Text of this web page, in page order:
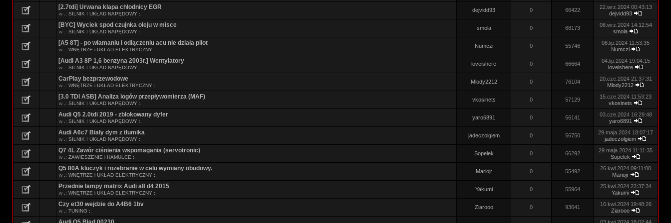
[2.7tdi] Urwana klapa chlodnicy EGR
w .: SILNIK I UKŁAD NAPĘDOWY :.
dejvidd93 0 66422
22.wrz.2024 00:43:13
dejvidd93
[BYC] Wyciek spod czujnka oleju w misce
w .: SILNIK I UKŁAD NAPĘDOWY :.
smola 0 68173
08.wrz.2024 14:12:54
smola
[A5 8T] - po włamaniu i odłączeniu acu nie działa pilot
w .: WNĘTRZE i UKŁAD ELEKTRYCZNY :.
Numczi 0 55746
08.lip.2024 11:53:35
Numczi
[Audi A3 8P 1,6 benzyna 2003r.] Wentylatory
w .: SILNIK I UKŁAD NAPĘDOWY :.
loveishere 0 66664
04.lip.2024 19:04:15
loveishere
CarPlay bezprzewodowe
w .: WNĘTRZE i UKŁAD ELEKTRYCZNY :.
Mlody2212 0 76104
20.cze.2024 21:37:31
Mlody2212
[3.0 TDI ASB] Analiza logów przepływomierza (MAF)
w .: SILNIK I UKŁAD NAPĘDOWY :.
vkosinets 0 57129
15.cze.2024 11:53:23
vkosinets
Audi Q5 2.0tdi 2019 - zblokowany dyfer
w .: SILNIK I UKŁAD NAPĘDOWY :.
yaro6891 0 56141
03.cze.2024 16:29:48
yaro6891
Audi A6c7 Biały dym z tłumika
w .: SILNIK I UKŁAD NAPĘDOWY :.
jadeczolgiem 0 56750
29.maja.2024 18:07:17
jadeczolgiem
Q7 4L Zawór ciśnienia wspomagania (servotronic)
w .: ZAWIESZENIE i HAMULCE :.
Sopelek 0 66292
29.maja.2024 11:11:35
Sopelek
Q5 80A kluczyk i rozebranie w celu wymiany obudowy.
w .: WNĘTRZE i UKŁAD ELEKTRYCZNY :.
Mariojr 0 55492
26.kwi.2024 09:11:00
Mariojr
Przednie lampy matrix Audi a8 d4 2015
w .: WNĘTRZE i UKŁAD ELEKTRYCZNY :.
Yakumi 0 55964
25.kwi.2024 23:37:34
Yakumi
Czy et30 wejdzie do A4B6 1bv
w .: TUNING :.
Ziarooo 0 93641
16.kwi.2024 19:48:26
Ziarooo